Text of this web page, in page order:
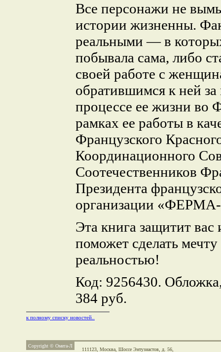
Все персонажи не
истории жизненны.
реальными — в
побывала сама, либо
своей работе с
обратившимся к ней
процессе ее жизни во
рамках ее работы в
Французского
Координационного
Соотечественников
Президента
организации
Эта книга защитит
поможет сделать
реальностью!
Код: 9256430.
384 руб.
к полному списку новостей..
Copyright © Омега-Л
111123, Москва, Шоссе Энтузиастов, д. 56,